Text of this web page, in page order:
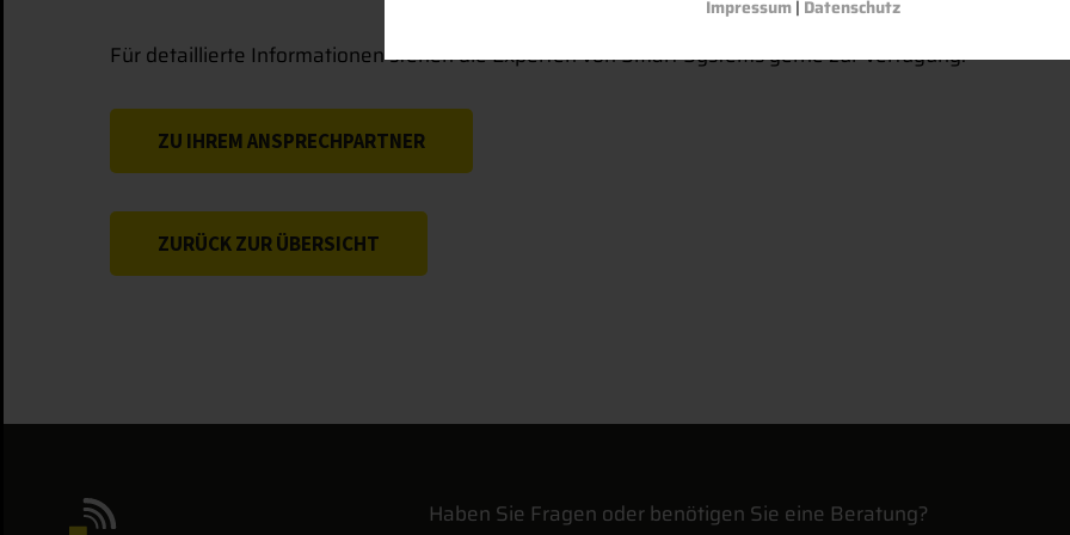
Für detaillierte Informationen stehen die Experten von Smart Systems gerne zur Verfügung.
ZU IHREM ANSPRECHPARTNER
ZURÜCK ZUR ÜBERSICHT
Haben Sie Fragen oder benötigen Sie eine Beratung?
Impressum| Datenschutz